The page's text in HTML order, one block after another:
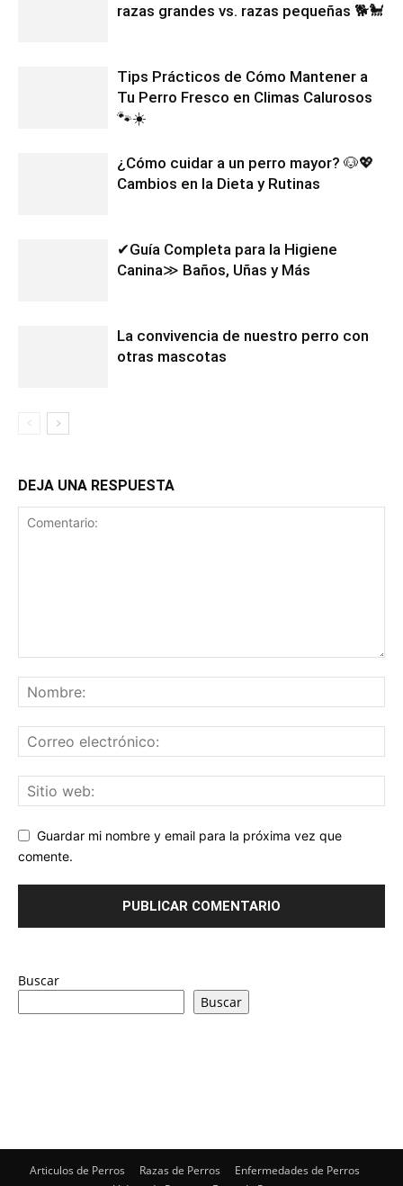
razas grandes vs. razas pequeñas 🐕🐩
Tips Prácticos de Cómo Mantener a
Tu Perro Fresco en Climas Calurosos
🐾☀️
¿Cómo cuidar a un perro mayor? 🐶💖
Cambios en la Dieta y Rutinas
✔Guía Completa para la Higiene
Canina≫ Baños, Uñas y Más
La convivencia de nuestro perro con
otras mascotas
DEJA UNA RESPUESTA
Guardar mi nombre y email para la próxima vez que
comente.
Buscar
Buscar
Articulos de Perros Razas de Perros
Enfermedades de Perros